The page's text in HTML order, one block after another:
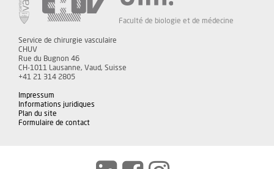
Faculté de biologie et de médecine
Service de chirurgie vasculaire
CHUV
Rue du Bugnon 46
CH-1011 Lausanne, Vaud, Suisse
+41 21 314 2805
Impressum
Informations juridiques
Plan du site
Formulaire de contact